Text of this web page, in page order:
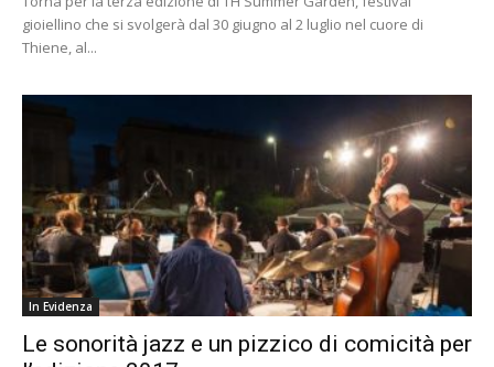
gioiellino che si svolgerà dal 30 giugno al 2 luglio nel cuore di
Thiene, al...
In Evidenza
Le sonorità jazz e un pizzico di comicità per